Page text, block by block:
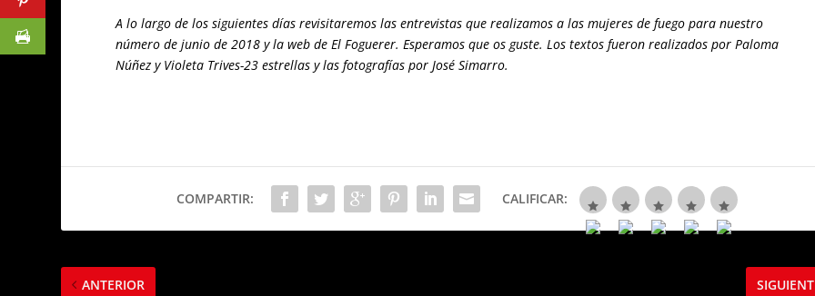
A lo largo de los siguientes días revisitaremos las entrevistas que realizamos a las mujeres de fuego para nuestro
número de junio de 2018 y la web de El Foguerer. Esperamos que os guste. Los textos fueron realizados por Paloma
Núñez y Violeta Trives-23 estrellas y las fotografías por José Simarro.
COMPARTIR: CALIFICAR:
ANTERIOR